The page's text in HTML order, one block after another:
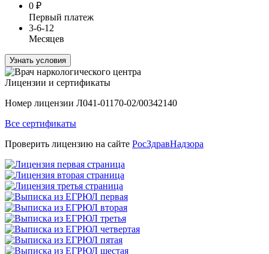
0 ₽
Первый платеж
3-6-12
Месяцев
Узнать условия
Лицензии и сертификаты
Номер лицензии Л041-01170-02/00342140
Все сертификаты
Проверить лицензию на сайте РосЗдравНадзора